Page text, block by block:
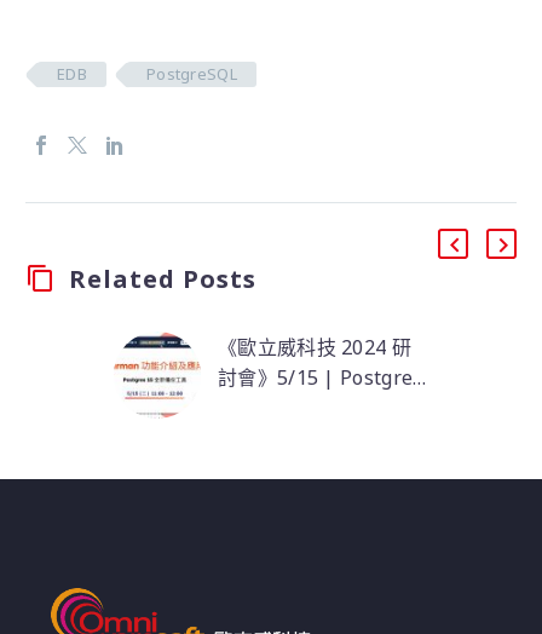
EDB PostgreSQL
Related Posts
《歐立威科技 2024 研
討會》5/15 | Postgres